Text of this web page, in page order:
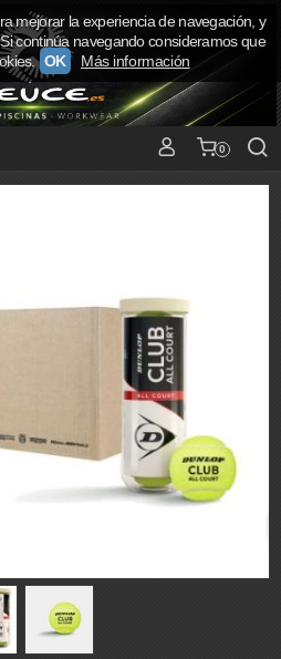
0
mejorar la experiencia de navegación, y
continúa navegando consideramos que
OK Más información